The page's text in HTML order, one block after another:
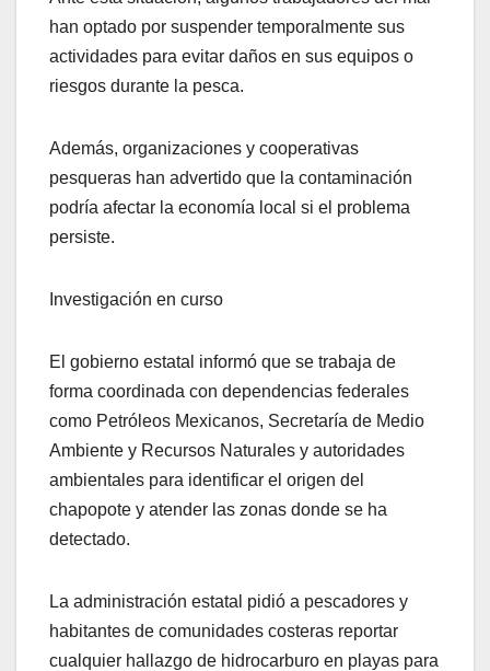
han optado por suspender temporalmente sus
actividades para evitar daños en sus equipos o
riesgos durante la pesca.
Además, organizaciones y cooperativas
pesqueras han advertido que la contaminación
podría afectar la economía local si el problema
persiste.
Investigación en curso
El gobierno estatal informó que se trabaja de
forma coordinada con dependencias federales
como Petróleos Mexicanos, Secretaría de Medio
Ambiente y Recursos Naturales y autoridades
ambientales para identificar el origen del
chapopote y atender las zonas donde se ha
detectado.
La administración estatal pidió a pescadores y
habitantes de comunidades costeras reportar
cualquier hallazgo de hidrocarburo en playas para